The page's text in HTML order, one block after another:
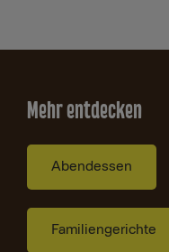
Mehr entdecken
Abendessen
Familiengerichte